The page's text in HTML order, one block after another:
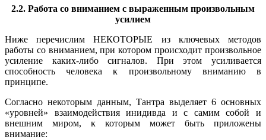
2.2. Работа со вниманием с выраженным произвольным
усилием
Ниже перечислим НЕКОТОРЫЕ из ключевых методов
работы со вниманием, при котором происходит произвольное
усиление каких-либо сигналов. При этом усиливается
способность человека к произвольному вниманию в
принципе.
Согласно некоторым данным, Тантра выделяет 6 основных
«уровней» взаимодействия инидивда и с самим собой и
внешним миром, к которым может быть приложены
внимание: